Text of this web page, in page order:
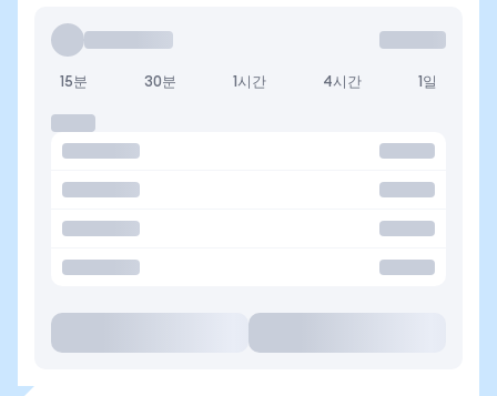
15분 30분 1시간 4시간 1일